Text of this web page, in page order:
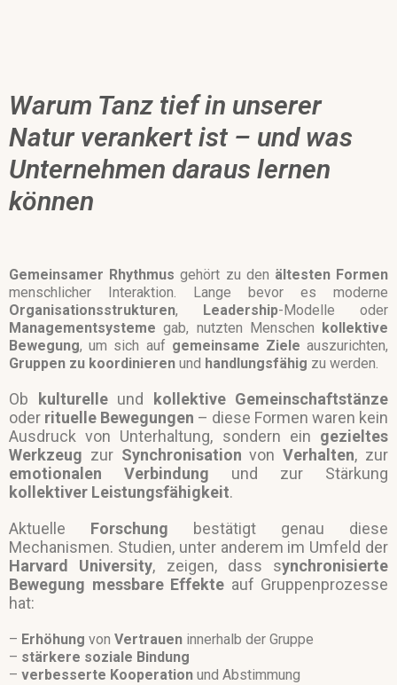
Warum Tanz tief in unserer
Natur verankert ist – und was
Unternehmen daraus lernen
können
Gemeinsamer Rhythmus gehört zu den ältesten Formen
menschlicher Interaktion. Lange bevor es moderne
Organisationsstrukturen, Leadership-Modelle oder
Managementsysteme gab, nutzten Menschen
kollektive
Bewegung, um sich auf gemeinsame Ziele auszurichten,
Gruppen zu koordinieren und handlungsfähig zu werden.
Ob kulturelleund kollektive Gemeinschaftstänze
oder rituelle Bewegungen – diese Formen waren kein
Ausdruck von Unterhaltung, sondern ein gezieltes
Werkzeug zur Synchronisation vonVerhalten, zur
emotionalen Verbindung und zur Stärkung
kollektiver Leistungsfähigkeit.
Aktuelle Forschung bestätigt genau diese
Mechanismen. Studien, unter anderem im Umfeld der
Harvard University, zeigen, dass synchronisierte
Bewegung messbare Effekte auf Gruppenprozesse
hat:
– Erhöhung von Vertrauen innerhalb der Gruppe
– stärkere soziale Bindung
– verbesserte Kooperation und Abstimmung